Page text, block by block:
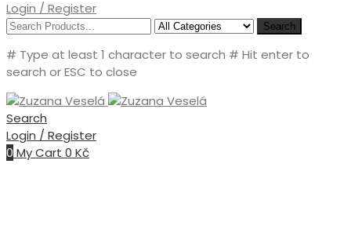
Login / Register
Search
# Type at least 1 character to search # Hit enter to
search or ESC to close
Search
Login / Register
0 My Cart 0 Kč